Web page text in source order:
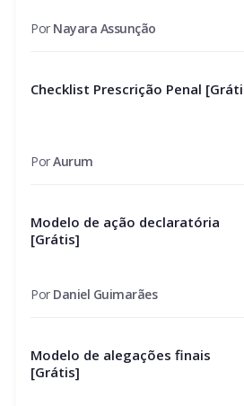
Por Nayara Assunção
Checklist Prescrição Penal
PorAurum
Modelo de ação declaratória
[Grátis]
Por Daniel Guimarães
Modelo de alegações finais
[Grátis]